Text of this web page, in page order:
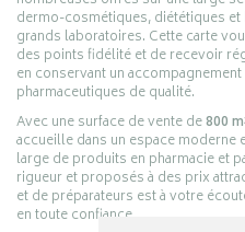
dermo-cosmétiques, diététiques
grands laboratoires. Cette carte
des points fidélité et de recevoir
en conservant un
pharmaceutiques de qualité.
Avec une surface de vente de800
accueille dans un espace moderne
large de produits en pharmacie et
rigueur et proposés à des prix
et de préparateurs est à votre
en toute confiance.